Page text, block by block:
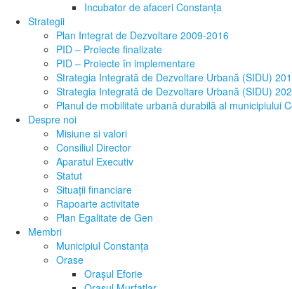
Incubator de afaceri Constanța
Strategii
Plan Integrat de Dezvoltare 2009-2016
PID – Proiecte finalizate
PID – Proiecte în implementare
Strategia Integrată de Dezvoltare Urbană (SIDU)
Strategia Integrată de Dezvoltare Urbană (SIDU)
Planul de mobilitate urbană durabilă al municipiului
Despre noi
Misiune si valori
Consiliul Director
Aparatul Executiv
Statut
Situații financiare
Rapoarte activitate
Plan Egalitate de Gen
Membri
Municipiul Constanţa
Orase
Oraşul Eforie